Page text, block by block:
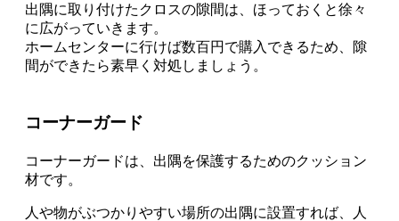
出隅に取り付けたクロスの隙間は、ほっておくと徐々
に広がっていきます。
ホームセンターに行けば数百円で購入できるため、
隙
間ができたら素早く対処しましょう。
コーナーガード
コーナーガードは、出隅を保護するためのクッション
材です。
人や物がぶつかりやすい場所の出隅に設置すれば、人